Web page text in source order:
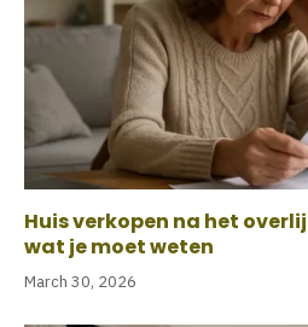
Huis verkopen na het
wat je moet weten
March 30, 2026